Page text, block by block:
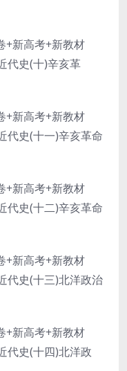
新高考+新教材
代史(十)辛亥革
新高考+新教材
代史(十一)辛亥革命
新高考+新教材
代史(十二)辛亥革命
新高考+新教材
代史(十三)北洋政治
新高考+新教材
代史(十四)北洋政